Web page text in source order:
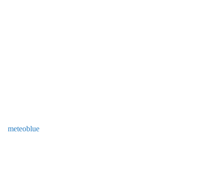
meteoblue